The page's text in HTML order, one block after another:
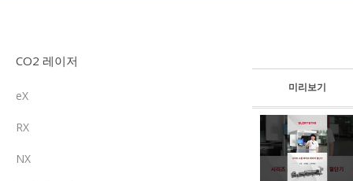
CO2 레이저
eX
RX
NX
미리보기